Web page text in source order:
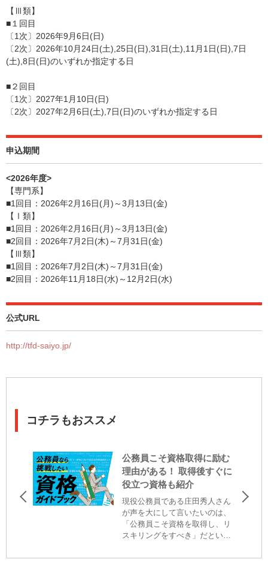
【Ⅲ類】
■１回目
〔1次〕2026年9月6日(日)
〔2次〕2026年10月24日(土),25日(日),31日(土),11月1日(日),7日
(土),8日(日)のいずれか指定する日
■２回目
〔1次〕2027年1月10日(日)
〔2次〕2027年2月6日(土),7日(日)のいずれか指定する日
申込期間
<2026年度>
【専門系】
■1回目：2026年2月16日(月)～3月13日(金)
【Ⅰ類】
■1回目：2026年2月16日(月)～3月13日(金)
■2回目：2026年7月2日(木)～7月31日(金)
【Ⅲ類】
■1回目：2026年7月2日(木)～7月31日(金)
■2回目：2026年11月18日(水)～12月2日(水)
公式URL
http://tfd-saiyo.jp/
コチラもおススメ
公務員こそ資格取得に励む
理由がある！ 取得後すぐに
役立つ資格も紹介
現役公務員である庄田秀人さん
が声を大にして言いたいのは、
「公務員こそ資格を取得し、リ
スキリングをすべき」だという
得を強くススメるのか。理由を